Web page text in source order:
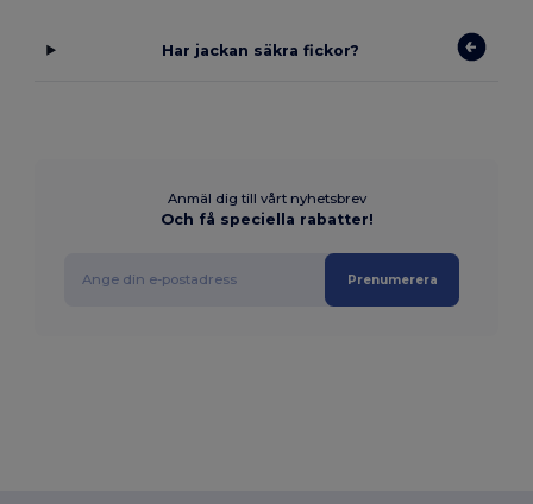
Har jackan säkra fickor?
Anmäl dig till vårt nyhetsbrev
Och få speciella rabatter!
Prenumerera